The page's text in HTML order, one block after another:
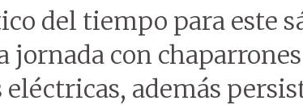
del tiempo para este
jornada con
además